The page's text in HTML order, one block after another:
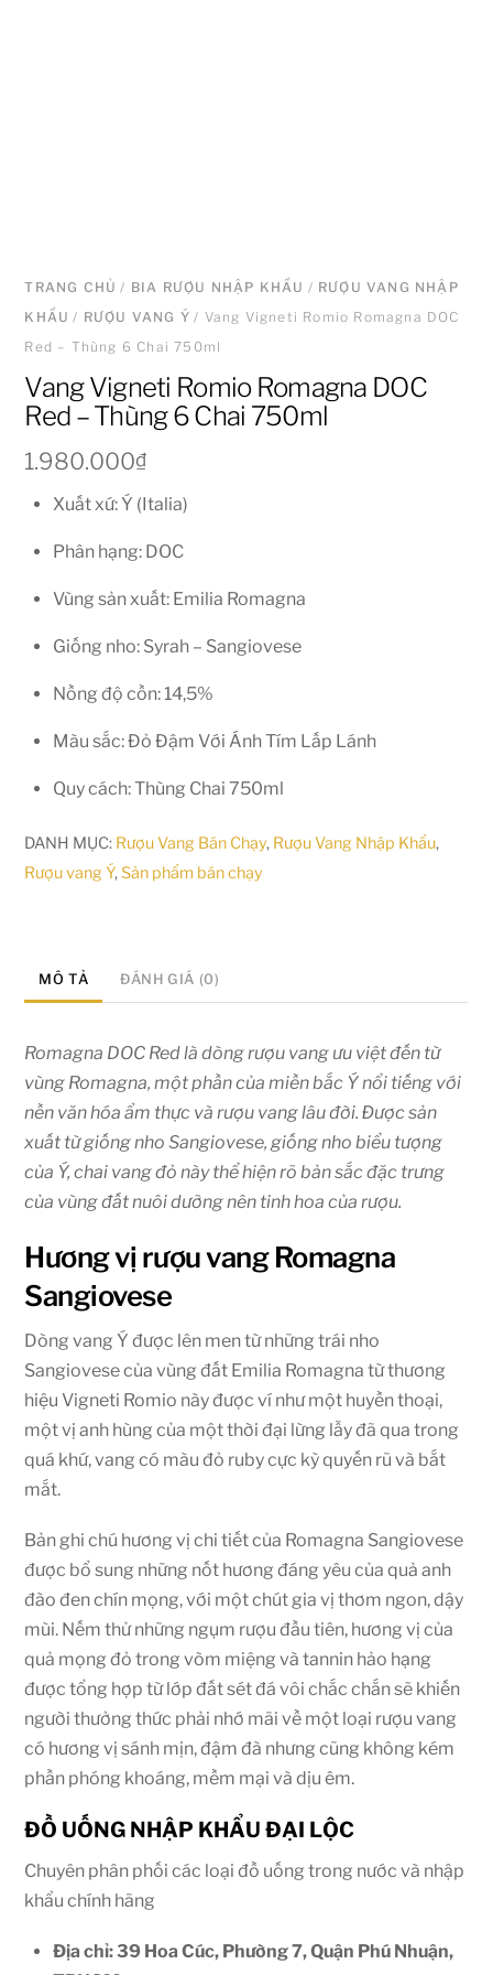
TRANG CHỦ / BIA RƯỢU NHẬP KHẨU / RƯỢU VANG NHẬP
KHẨU / RƯỢU VANG Ý / Vang Vigneti Romio Romagna DOC
Red – Thùng 6 Chai 750ml
Vang Vigneti Romio Romagna DOC
Red – Thùng 6 Chai 750ml
1.980.000₫
Xuất xứ: Ý (Italia)
Phân hạng: DOC
Vùng sản xuất: Emilia Romagna
Giống nho: Syrah – Sangiovese
Nồng độ cồn: 14,5%
Màu sắc: Đỏ Đậm Với Ánh Tím Lấp Lánh
Quy cách: Thùng Chai 750ml
DANH MỤC: Rượu Vang Bán Chạy, Rượu Vang Nhập Khẩu,
Rượu vang Ý,Sản phẩm bán chạy
MÔ TẢ ĐÁNH GIÁ (0)
Romagna DOC Red là dòng rượu vang ưu việt đến từ
vùng Romagna, một phần của miền bắc Ý nổi tiếng với
nền văn hóa ẩm thực và rượu vang lâu đời. Được sản
xuất từ giống nho Sangiovese, giống nho biểu tượng
của Ý, chai vang đỏ này thể hiện rõ bản sắc đặc trưng
của vùng đất nuôi dưỡng nên tinh hoa của rượu.
Hương vị rượu vang Romagna
Sangiovese
Dòng vang Ý được lên men từ những trái nho
Sangiovese của vùng đất Emilia Romagna từ thương
hiệu Vigneti Romio này được ví như một huyền thoại,
một vị anh hùng của một thời đại lừng lẫy đã qua trong
quá khứ, vang có màu đỏ ruby cực kỳ quyến rũ và bắt
mắt.
Bản ghi chú hương vị chi tiết của Romagna Sangiovese
được bổ sung những nốt hương đáng yêu của quả anh
đào đen chín mọng, với một chút gia vị thơm ngon, dậy
mùi. Nếm thử những ngụm rượu đầu tiên, hương vị của
quả mọng đỏ trong vòm miệng và tannin hảo hạng
được tổng hợp từ lớp đất sét đá vôi chắc chắn sẽ khiến
người thưởng thức phải nhớ mãi về một loại rượu vang
có hương vị sánh mịn, đậm đà nhưng cũng không kém
phần phóng khoáng, mềm mại và dịu êm.
ĐỒ UỐNG NHẬP KHẨU ĐẠI LỘC
Chuyên phân phối các loại đồ uống trong nước và nhập
khẩu chính hãng
Địa chỉ: 39 Hoa Cúc, Phường 7, Quận Phú Nhuận,